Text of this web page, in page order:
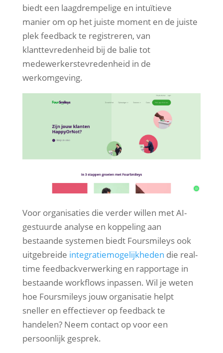
biedt een laagdrempelige en intuïtieve
manier om op het juiste moment en de juiste
plek feedback te registreren, van
klanttevredenheid bij de balie tot
medewerkerstevredenheid in de
werkomgeving.
Voor organisaties die verder willen met AI-
gestuurde analyse en koppeling aan
bestaande systemen biedt Foursmileys ook
uitgebreide integratiemogelijkheden die real-
time feedbackverwerking en rapportage in
bestaande workflows inpassen. Wil je weten
hoe Foursmileys jouw organisatie helpt
sneller en effectiever op feedback te
handelen? Neem contact op voor een
persoonlijk gesprek.